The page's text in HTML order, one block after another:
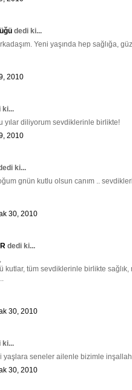
dedi ki...
Yeni yaşında hep sağlığa,
2010
ki...
yılar diliyorum sevdiklerinle birlikte!
2010
ki...
gnün kutlu olsun canım ..
30, 2010
dedi ki...
kutlar, tüm sevdiklerinle birlikte
30, 2010
ki...
seneler ailenle bizimle inşallah
30, 2010